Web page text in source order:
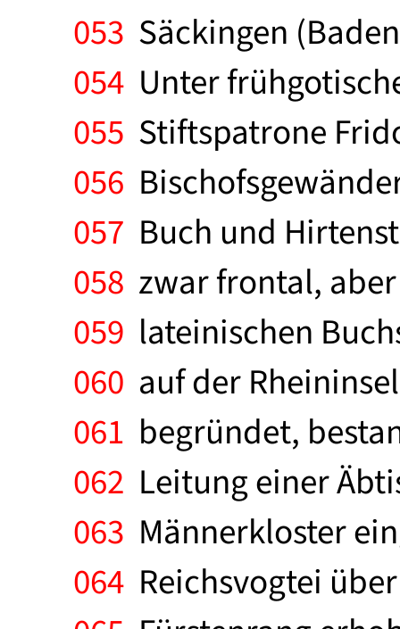
053 Säckingen
054 Unter
055 Stiftspatrone
056
057 Buch und
058 zwar frontal,
059 lateinischen
060 auf der
061 begründet,
062 Leitung einer
063 Männerkloster
064 Reichsvogtei